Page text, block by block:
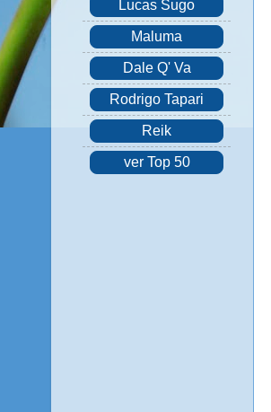
Lucas Sugo
Maluma
Dale Q' Va
Rodrigo Tapari
Reik
ver Top 50